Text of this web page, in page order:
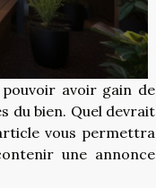
avoir gain de
du bien. Quel devrait
vous permettra
une annonce